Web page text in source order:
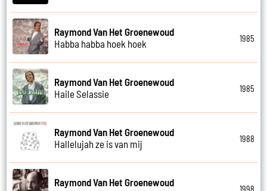
Raymond Van Het Groenewoud
Habba habba hoek hoek
1985
Raymond Van Het Groenewoud
Haile Selassie
1985
Raymond Van Het Groenewoud
Hallelujah ze is van mij
1988
Raymond Van Het Groenewoud
1998